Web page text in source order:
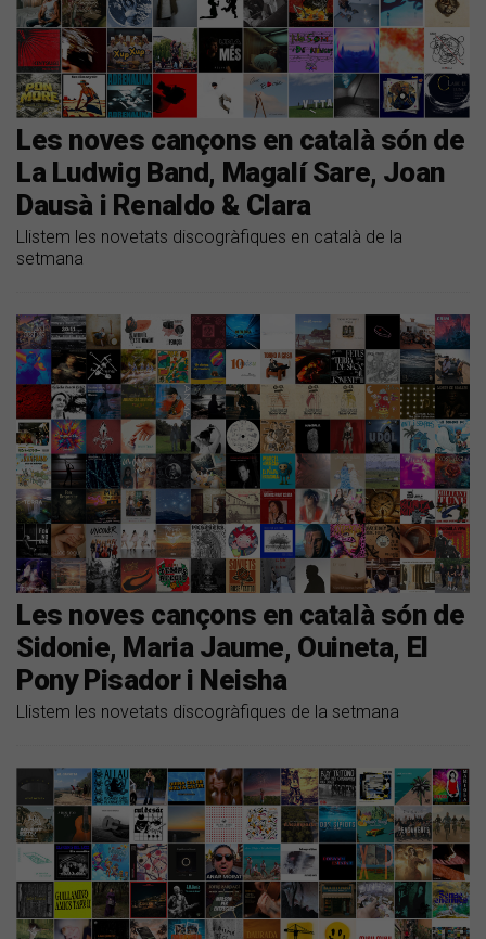
Les noves cançons en català són de
La Ludwig Band, Magalí Sare, Joan
Dausà i Renaldo & Clara
Llistem les novetats discogràfiques en català de la
setmana
Les noves cançons en català són de
Sidonie, Maria Jaume, Ouineta, El
Pony Pisador i Neisha
Llistem les novetats discogràfiques de la setmana